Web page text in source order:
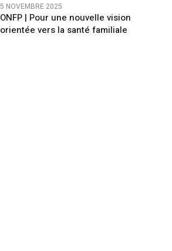
5 NOVEMBRE 2025
ONFP | Pour une nouvelle vision
orientée vers la santé familiale